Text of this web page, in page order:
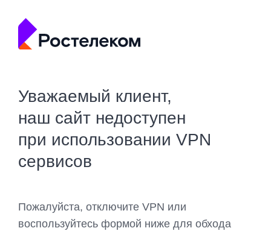
Уважаемый клиент,
наш сайт недоступен
при использовании VPN
сервисов
Пожалуйста, отключите VPN или
воспользуйтесь формой ниже для обхода